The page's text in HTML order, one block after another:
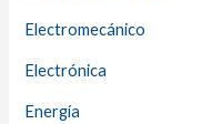
Electromecánico
Electrónica
Energía